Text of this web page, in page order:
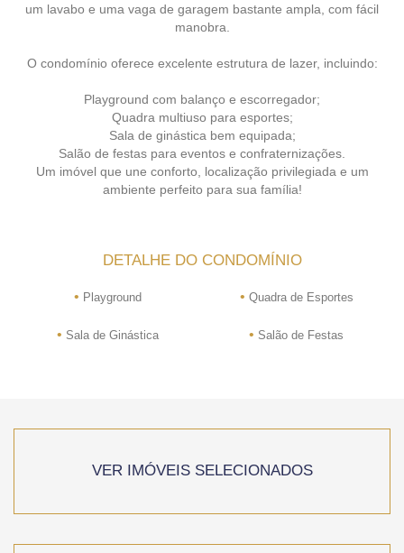
um lavabo e uma vaga de garagem bastante ampla, com fácil
manobra.
O condomínio oferece excelente estrutura de lazer, incluindo:
Playground com balanço e escorregador;
Quadra multiuso para esportes;
Sala de ginástica bem equipada;
Salão de festas para eventos e confraternizações.
Um imóvel que une conforto, localização privilegiada e um
ambiente perfeito para sua família!
DETALHE DO CONDOMÍNIO
• Playground • Quadra de Esportes
• Sala de Ginástica • Salão de Festas
VER IMÓVEIS SELECIONADOS